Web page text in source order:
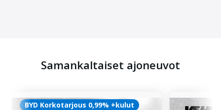
Samankaltaiset ajoneuvot
BYD Korkotarjous 0,99% +kulut